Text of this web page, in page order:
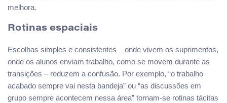
melhora.
Rotinas espaciais
Escolhas simples e consistentes – onde vivem os suprimentos,
onde os alunos enviam trabalho, como se movem durante as
transições – reduzem a confusão. Por exemplo, “o trabalho
acabado sempre vai nesta bandeja” ou “as discussões em
grupo sempre acontecem nessa área” tornam-se rotinas tácitas